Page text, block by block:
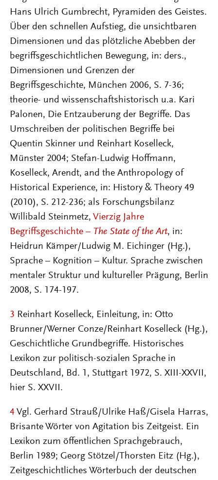
Hans Ulrich Gumbrecht, Pyramiden des Geistes.
Über den schnellen Aufstieg, die unsichtbaren
Dimensionen und das plötzliche Abebben der
begriffsgeschichtlichen Bewegung, in: ders.,
Dimensionen und Grenzen der
Begriffsgeschichte, München 2006, S. 7-36;
theorie- und wissenschaftshistorisch u.a. Kari
Palonen, Die Entzauberung der Begriffe. Das
Umschreiben der politischen Begriffe bei
Quentin Skinner und Reinhart Koselleck,
Münster 2004; Stefan-Ludwig Hoffmann,
Koselleck, Arendt, and the Anthropology of
Historical Experience, in: History & Theory 49
(2010), S. 212-236; als Forschungsbilanz
Willibald Steinmetz, Vierzig Jahre
Begriffsgeschichte – The State of the Art, in:
Heidrun Kämper/Ludwig M. Eichinger (Hg.),
Sprache – Kognition – Kultur. Sprache zwischen
mentaler Struktur und kultureller Prägung, Berlin
2008, S. 174-197.
3 Reinhart Koselleck, Einleitung, in: Otto
Brunner/Werner Conze/Reinhart Koselleck (Hg.),
Geschichtliche Grundbegriffe. Historisches
Lexikon zur politisch-sozialen Sprache in
Deutschland, Bd. 1, Stuttgart 1972, S. XIII-XXVII,
hier S. XXVII.
4 Vgl. Gerhard Strauß/Ulrike Haß/Gisela Harras,
Brisante Wörter von Agitation bis Zeitgeist. Ein
Lexikon zum öffentlichen Sprachgebrauch,
Berlin 1989; Georg Stötzel/Thorsten Eitz (Hg.),
Zeitgeschichtliches Wörterbuch der deutschen